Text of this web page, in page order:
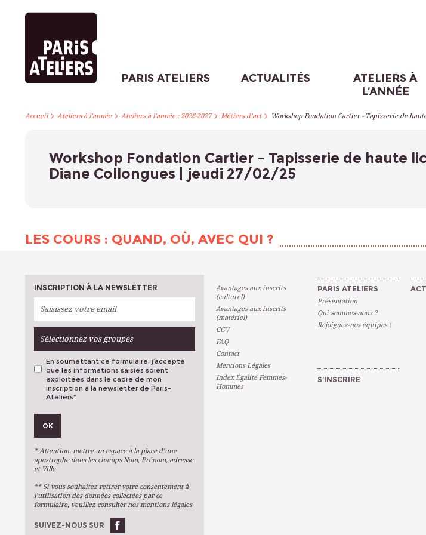
PARIS ATELIERS ACTUALITÉS
ATELIERS À
L’ANNÉE
Accueil> Ateliers à l’année> Ateliers à l’année : 2026-2027> Métiers d’art> Workshop Fondation Cartier - Tapisserie de
Workshop Fondation Cartier - Tapisserie de haute
Diane Collongues | jeudi 27/02/25
LES COURS : QUAND, OÙ, AVEC QUI ?
INSCRIPTION À LA NEWSLETTER
Sélectionnez vos groupes
Métiers D'art
Arts Du Texte
Stages Ponctuels
Ateliers À L'année
OK
En soumettant ce formulaire, j’accepte
que les informations saisies soient
exploitées dans le cadre de mon
inscription à la newsletter de Paris-
Ateliers*
OK
* Attention, mettre un espace à la place d’une
apostrophe dans les champs Nom, Prénom, adresse
et Ville
** Si vous souhaitez retirer votre consentement à
l’utilisation des données collectées par ce
formulaire, veuillez consulter nos mentions légales
SUIVEZ-NOUS SUR
Avantages aux inscrits
(culturel)
Avantages aux inscrits
(matériel)
CGV
FAQ
Contact
Mentions Légales
Index Égalité Femmes-
Hommes
PARIS ATELIERS
Présentation
Qui sommes-nous ?
Rejoignez-nos équipes !
S’INSCRIRE